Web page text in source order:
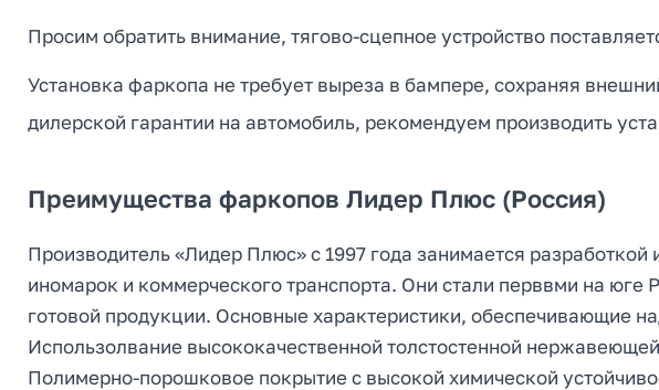
Просим обратить внимание, тягово-сцепное устройство
Установка фаркопа не требует выреза в бампере, сохраняя
дилерской гарантии на автомобиль, рекомендуем производить
Преимущества фаркопов Лидер Плюс (Россия)
Производитель «Лидер Плюс» с 1997 года занимается
иномарок и коммерческого транспорта. Они стали перввми на
готовой продукции. Основные характеристики, обеспечивающие
Использолвание высококачественной толстостенной
Полимерно-порошковое покрытие с высокой химической